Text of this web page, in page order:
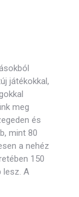
játékokkal,
meg
és
mint 80
a nehéz
150
lesz. A